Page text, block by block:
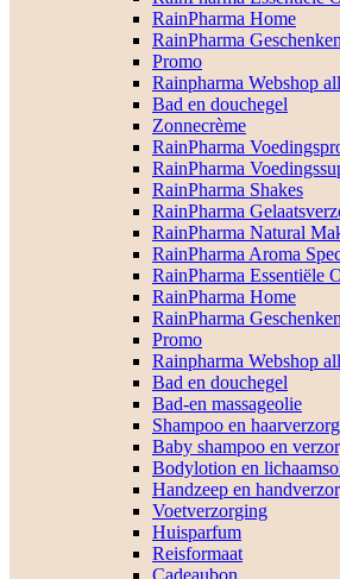
RainPharma Home
RainPharma Geschenken
Promo
Rainpharma Webshop
Bad en douchegel
Zonnecrème
RainPharma
RainPharma
RainPharma Shakes
RainPharma
RainPharma Natural
RainPharma Aroma
RainPharma Essentiële
RainPharma Home
RainPharma Geschenken
Promo
Rainpharma Webshop
Bad en douchegel
Bad-en massageolie
Shampoo en
Baby shampoo en
Bodylotion en
Handzeep en
Voetverzorging
Huisparfum
Reisformaat
Cadeaubon